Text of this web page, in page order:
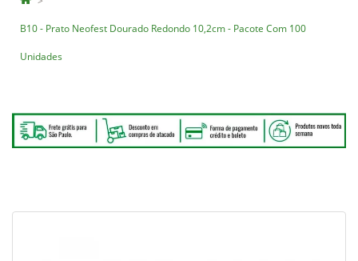
B10 - Prato Neofest Dourado Redondo 10,2cm - Pacote Com 100
Unidades